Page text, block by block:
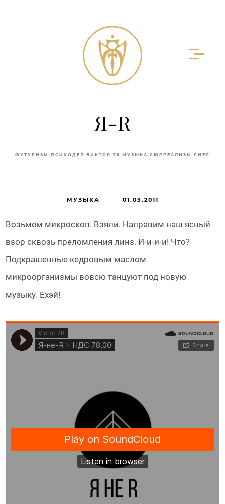
Я-R
ФУТУРИЗМ ПСИХОДЕЛ ВИКТОР 78 МУЗЫКА СЮРРЕАЛИЗМ ЯНЕЯ
МУЗЫКА 01.03.2011
Возьмем микроскоп. Взяли. Направим наш ясный
взор сквозь преломления линз. И-и-и-и! Что?
Подкрашенные кедровым маслом
микроорганизмы вовсю танцуют под новую
музыку. Ехэй!